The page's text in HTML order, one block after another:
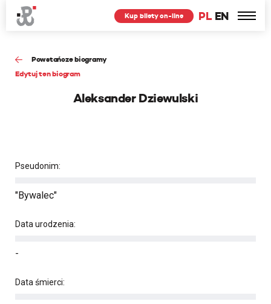
PL EN
Kup bilety on-line
Powstańcze biogramy
Edytuj ten biogram
Aleksander Dziewulski
Pseudonim:
"Bywalec"
Data urodzenia:
-
Data śmierci: